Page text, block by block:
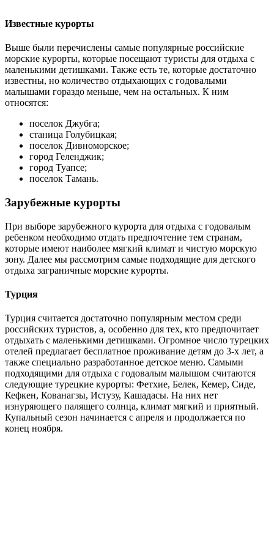
Известные курорты
Выше были перечислены самые популярные российские
морские курорты, которые посещают туристы для отдыха с
маленькими детишками. Также есть те, которые достаточно
известны, но количество отдыхающих с годовалыми
малышами гораздо меньше, чем на остальных. К ним
относятся:
поселок Джубга;
станица Голубицкая;
поселок Дивноморское;
город Геленджик;
город Туапсе;
поселок Тамань.
Зарубежные курорты
При выборе зарубежного курорта для отдыха с годовалым
ребенком необходимо отдать предпочтение тем странам,
которые имеют наиболее мягкий климат и чистую морскую
зону. Далее мы рассмотрим самые подходящие для детского
отдыха заграничные морские курорты.
Турция
Турция считается достаточно популярным местом среди
российских туристов, а, особенно для тех, кто предпочитает
отдыхать с маленькими детишками. Огромное число турецких
отелей предлагает бесплатное проживание детям до 3-х лет, а
также специально разработанное детское меню. Самыми
подходящими для отдыха с годовалым малышом считаются
следующие турецкие курорты: Фетхие, Белек, Кемер, Сиде,
Кефкен, Кованагзы, Истузу, Кашадасы. На них нет
изнуряющего палящего солнца, климат мягкий и приятный.
Купальный сезон начинается с апреля и продолжается по
конец ноября.